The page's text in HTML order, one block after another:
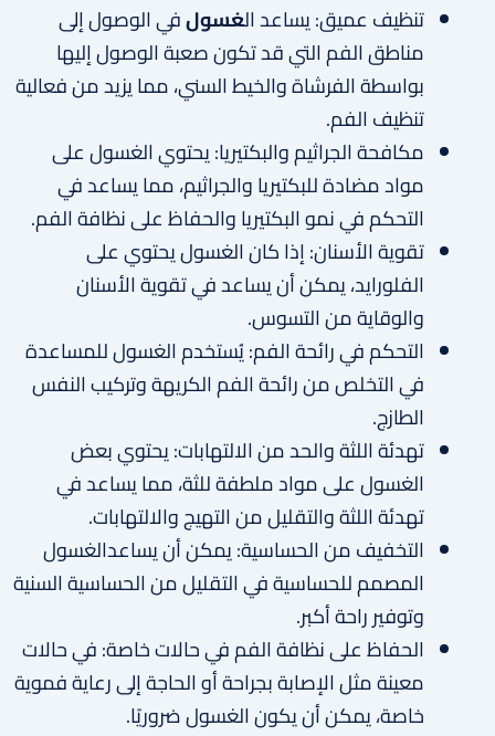
تنظيف عميق: يساعد الغسولفي الوصول إلى
مناطق الفم التي قد تكون صعبة الوصول إليها
بواسطة الفرشاة والخيط السني، مما يزيد من فعالية
تنظيف الفم.
مكافحة الجراثيم والبكتيريا: يحتوي الغسول على
مواد مضادة للبكتيريا والجراثيم، مما يساعد في
التحكم في نمو البكتيريا والحفاظ على نظافة الفم.
تقوية الأسنان: إذا كان الغسول يحتوي على
الفلورايد، يمكن أن يساعد في تقوية الأسنان
والوقاية من التسوس.
التحكم في رائحة الفم: يُستخدم الغسول للمساعدة
في التخلص من رائحة الفم الكريهة وتركيب النفس
الطازج.
تهدئة اللثة والحد من الالتهابات: يحتوي بعض
الغسول على مواد ملطفة للثة، مما يساعد في
تهدئة اللثة والتقليل من التهيج والالتهابات.
التخفيف من الحساسية: يمكن أن يساعدالغسول
المصمم للحساسية في التقليل من الحساسية السنية
وتوفير راحة أكبر.
الحفاظ على نظافة الفم في حالات خاصة: في حالات
معينة مثل الإصابة بجراحة أو الحاجة إلى رعاية فموية
خاصة، يمكن أن يكون الغسول ضروريًا.